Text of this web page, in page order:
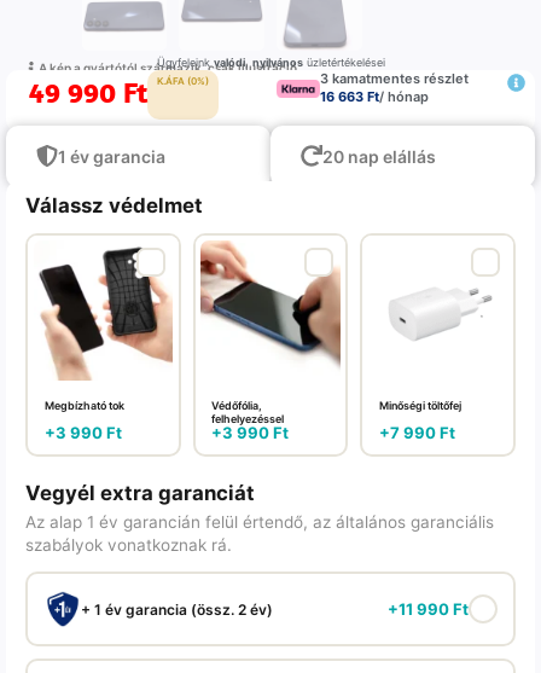
A kép a gyártótól származik, csak illustráció
Ügyfeleinkvalódi,nyilvánosüzletértékelései
49 990 Ft K.ÁFA (0%)
3 kamatmentes részlet
16 663 Ft/ hónap
1 év garancia 20 nap elállás
Válassz védelmet
Megbízható tok
+3 990Ft
Védőfólia,
felhelyezéssel
+3 990Ft
Minőségi töltőfej
+7 990Ft
Vegyél extra garanciát
Az alap 1 év garancián felül értendő, az általános garanciális
szabályok vonatkoznak rá.
+ 1 év garancia (össz. 2 év) +11 990Ft